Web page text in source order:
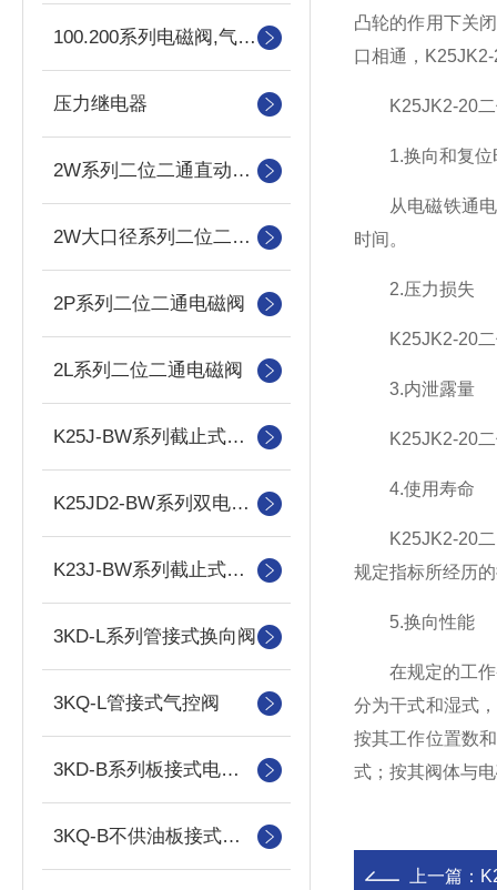
100.200系列电磁阀,气控阀
压力继电器
2W系列二位二通直动式电磁阀
2W大口径系列二位二通直动式电磁阀
2P系列二位二通电磁阀
2L系列二位二通电磁阀
K25J-BW系列截止式换向阀
K25JD2-BW系列双电控电磁阀
K23J-BW系列截止式换向阀
3KD-L系列管接式换向阀
3KQ-L管接式气控阀
3KD-B系列板接式电控换向阀
3KQ-B不供油板接式气控换向阀
凸轮的作用下关
口相通，
K25JK2-20二
1.换向和复位
从电磁铁通电
时间。
2.压力损失
K25JK2-20二位
3.内泄露量
K25JK2-20二位
4.使用寿命
K25JK2-20二位
规定指标所经历
5.换向性能
在规定的工作
分为干式和湿式
按其工作位置数
式；按其阀体与
上一篇：